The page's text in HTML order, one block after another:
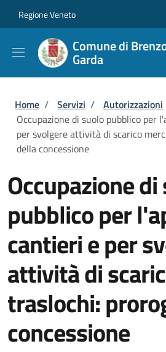
Regione Veneto
Comune di
Garda
Briciole di pane
Home / Servizi / Autorizzazioni
Occupazione di suolo pubblico per
per svolgere attività di scarico
della concessione
Occupazione
pubblico per
cantieri e per
attività di
traslochi:
concessione